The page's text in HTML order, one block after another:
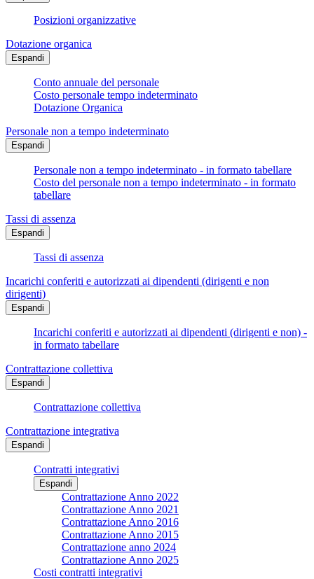
Posizioni organizzative
Dotazione organica
Espandi
Conto annuale del personale
Costo personale tempo indeterminato
Dotazione Organica
Personale non a tempo indeterminato
Espandi
Personale non a tempo indeterminato - in formato tabellare
Costo del personale non a tempo indeterminato - in formato
tabellare
Tassi di assenza
Espandi
Tassi di assenza
Incarichi conferiti e autorizzati ai dipendenti (dirigenti e non
dirigenti)
Espandi
Incarichi conferiti e autorizzati ai dipendenti (dirigenti e non) -
in formato tabellare
Contrattazione collettiva
Espandi
Contrattazione collettiva
Contrattazione integrativa
Espandi
Contratti integrativi
Espandi
Contrattazione Anno 2022
Contrattazione Anno 2021
Contrattazione Anno 2016
Contrattazione Anno 2015
Contrattazione anno 2024
Contrattazione Anno 2025
Costi contratti integrativi